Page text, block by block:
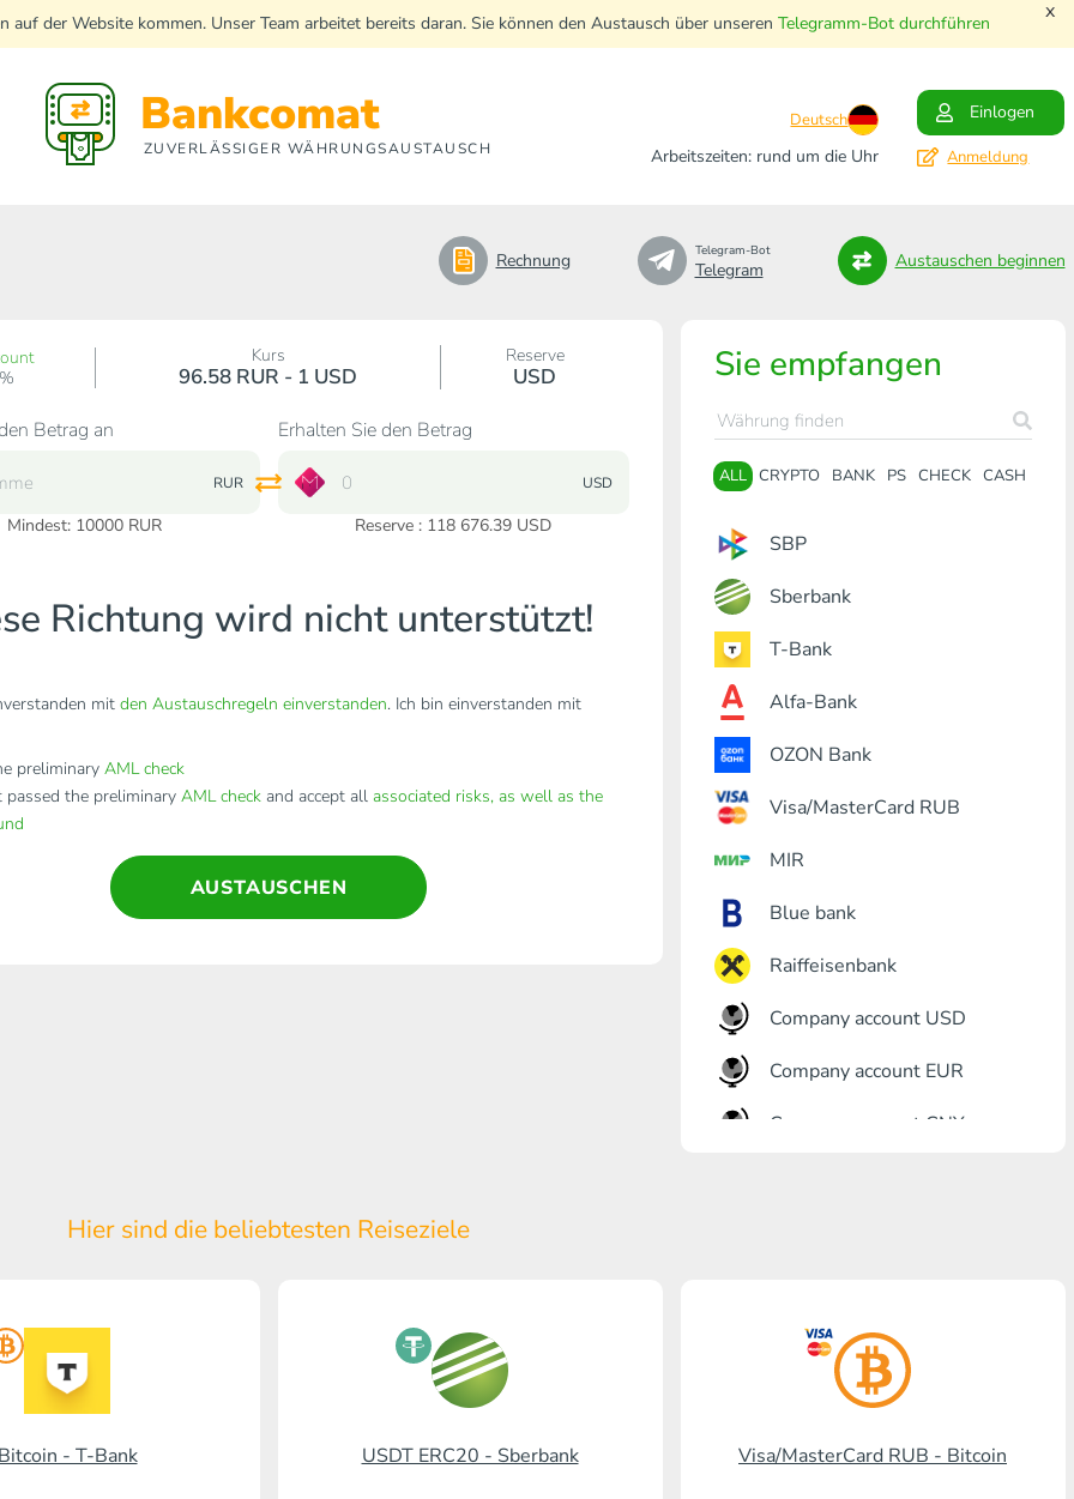
der Website kommen. Unser Team arbeitet bereits daran. Sie können den Austausch über unseren Telegramm-Bot durchführen x
Bankcomat
ZUVERLÄSSIGER WÄHRUNGSAUSTAUSCH
Deutsch
Einlogen
Arbeitszeiten: rund um die Uhr
Anmeldung
Rechnung Telegram-Bot
Telegram Austauschen beginnen
Sie empfangen
ALL CRYPTO BANK PS CHECK CASH
SBP
Sberbank
T-Bank
Alfa-Bank
OZON Bank
Visa/MasterCard RUB
MIR
Blue bank
Raiffeisenbank
Company account USD
Company account EUR
Company account CNY
Promsvyazbank
Russischer Standart
Kurs
96.58 RUR - 1 USD
Reserve
USD
Betrag an
RUR
Mindest: 10000RUR
Erhalten Sie den Betrag
USD
Reserve : 118 676.39 USD
Richtung wird nicht unterstützt!
mit den Austauschregeln einverstanden. Ich bin einverstanden mit
preliminary AML check
the preliminary AML checkand accept all associated risks, as well as the
AUSTAUSCHEN
Hier sind die beliebtesten Reiseziele
Bitcoin - T-Bank USDT ERC20 - Sberbank Visa/MasterCard RUB - Bitcoin